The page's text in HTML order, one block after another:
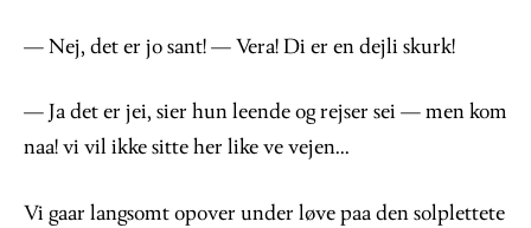
— Nej, det er jo sant! — Vera! Di er en dejli skurk!
— Ja det er jei, sier hun leende og rejser sei — men kom
naa! vi vil ikke sitte her like ve vejen...
Vi gaar langsomt opover under løve paa den solplettete